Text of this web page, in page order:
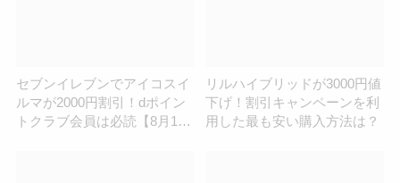
セブンイレブンでアイコスイ
ルマが2000円割引！dポイン
トクラブ会員は必読【8月13
リルハイブリッドが3000円値
下げ！割引キャンペーンを利
用した最も安い購入方法は？